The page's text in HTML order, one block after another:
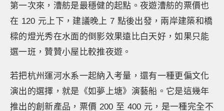
第一次來，漕舫是最穩健的起點。夜遊漕舫的票價也
在 120 元上下，建議晚上 7 點後出發，兩岸建築和橋
樑的燈光秀在水面的倒影效果遠比白天好，如果只能
選一班，贊贊小屋比較推夜遊。
若把杭州運河水系一起納入考量，還有一種更偏文化
演出的選擇，就是《如夢上塘》演藝船。它是這幾年
推出的創新產品，票價 200 至 400 元，是一種完全不